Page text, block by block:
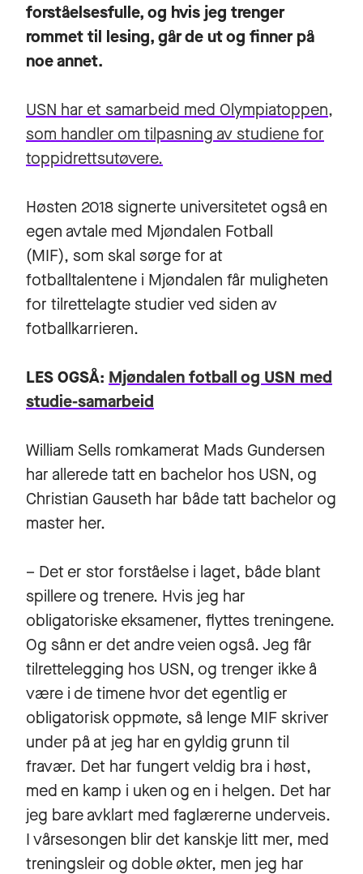
forståelsesfulle, og hvis jeg trenger
rommet til lesing, går de ut og finner på
noe annet.
USN har et samarbeid med Olympiatoppen,
som handler om tilpasning av studiene for
toppidrettsutøvere.
Høsten 2018 signerte universitetet også en
egen avtale med Mjøndalen Fotball
(MIF), som skal sørge for at
fotballtalentene i Mjøndalen får muligheten
for tilrettelagte studier ved siden av
fotballkarrieren.
LES OGSÅ: Mjøndalen fotball og USN med
studie-samarbeid
William Sells romkamerat Mads Gundersen
har allerede tatt en bachelor hos USN, og
Christian Gauseth har både tatt bachelor og
master her.
– Det er stor forståelse i laget, både blant
spillere og trenere. Hvis jeg har
obligatoriske eksamener, flyttes treningene.
Og sånn er det andre veien også. Jeg får
tilrettelegging hos USN, og trenger ikke å
være i de timene hvor det egentlig er
obligatorisk oppmøte, så lenge MIF skriver
under på at jeg har en gyldig grunn til
fravær. Det har fungert veldig bra i høst,
med en kamp i uken og en i helgen. Det har
jeg bare avklart med faglærerne underveis.
I vårsesongen blir det kanskje litt mer, med
treningsleir og doble økter, men jeg har